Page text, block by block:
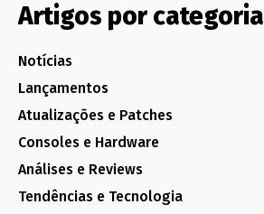
Artigos por categoria
Notícias
Lançamentos
Atualizações e Patches
Consoles e Hardware
Análises e Reviews
Tendências e Tecnologia